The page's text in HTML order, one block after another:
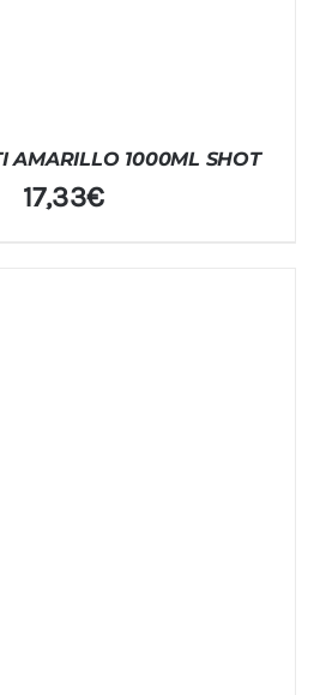
AMARILLO 1000ML SHOT
17,33€